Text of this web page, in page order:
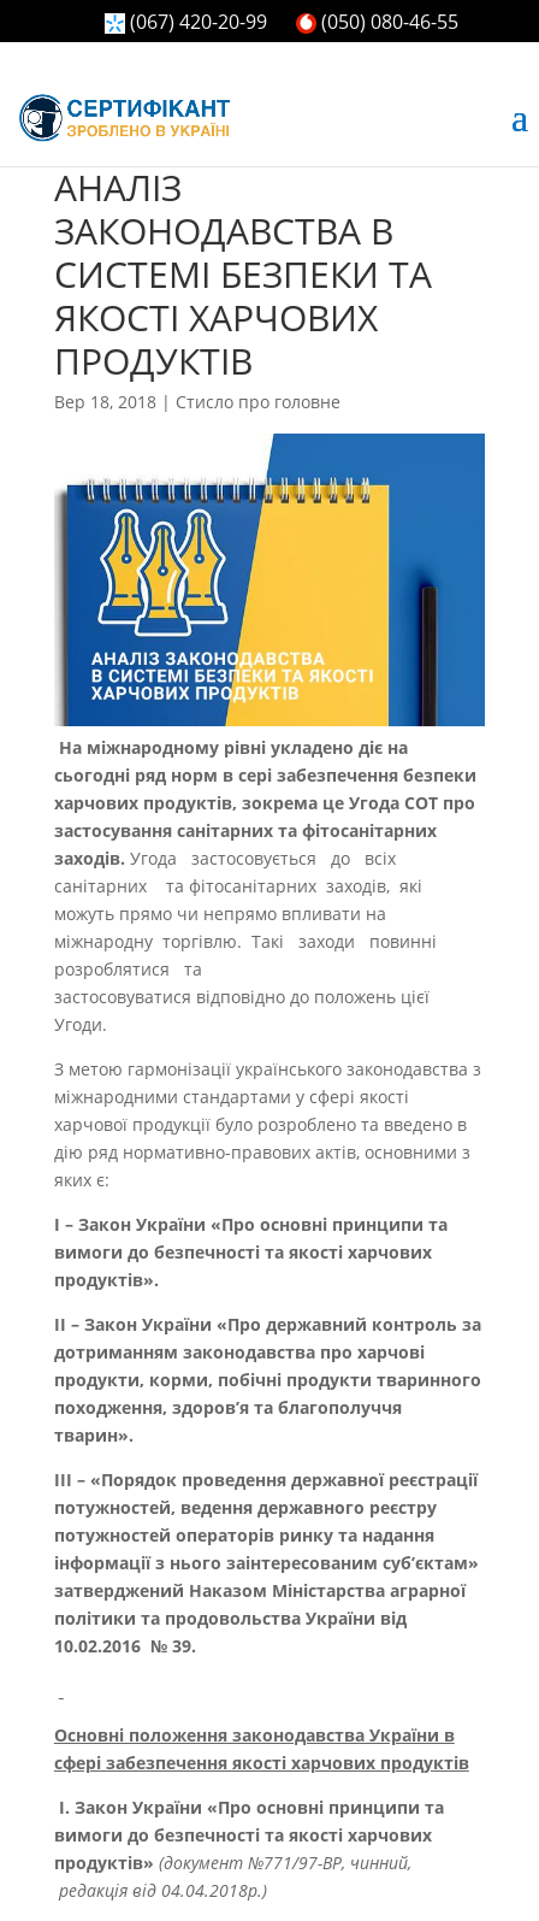
(067) 420-20-99 (050) 080-46-55
АНАЛІЗ
ЗАКОНОДАВСТВА В
СИСТЕМІ БЕЗПЕКИ ТА
ЯКОСТІ ХАРЧОВИХ
ПРОДУКТІВ
Вер 18, 2018| Стисло про головне
На міжнародному рівні укладено діє на
сьогодні ряд норм в сері забезпечення безпеки
харчових продуктів, зокрема це Угода СОТ про
застосування санітарних та фітосанітарних
заходів. Угода застосовується до всіх
санітарних та фітосанітарних заходів, які
можуть прямо чи непрямо впливати на
міжнародну торгівлю. Такі заходи повинні
розроблятися та
застосовуватися відповідно до положень цієї
Угоди.
З метою гармонізації українського законодавства з
міжнародними стандартами у сфері якості
харчової продукції було розроблено та введено в
дію ряд нормативно-правових актів, основними з
яких є:
І – Закон України «Про основні принципи та
вимоги до безпечності та якості харчових
продуктів».
ІІ – Закон України «Про державний контроль за
дотриманням законодавства про харчові
продукти, корми, побічні продукти тваринного
походження, здоров’я та благополуччя
тварин».
ІІІ – «Порядок проведення державної реєстрації
потужностей, ведення державного реєстру
потужностей операторів ринку та надання
інформації з нього заінтересованим суб’єктам»
затверджений Наказом Міністарства аграрної
політики та продовольства України від
10.02.2016 № 39.
Основні положення законодавства України в
сфері забезпечення якості харчових продуктів
І. Закон України «Про основні принципи та
вимоги до безпечності та якості харчових
продуктів» (документ №771/97-ВР, чинний,
редакція від 04.04.2018р.)